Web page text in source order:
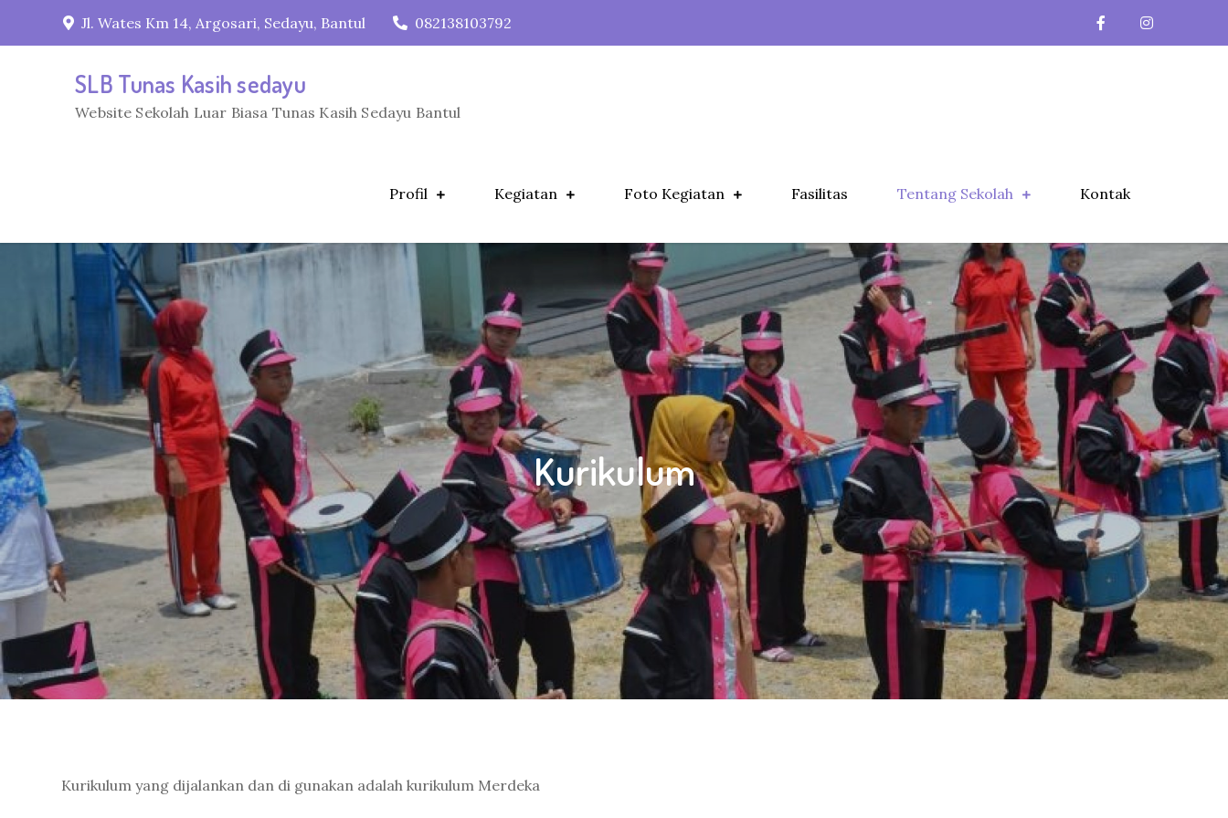
Jl. Wates Km 14, Argosari, Sedayu, Bantul 082138103792
SLB Tunas Kasih sedayu
Website Sekolah Luar Biasa Tunas Kasih Sedayu Bantul
Profil Kegiatan Foto Kegiatan Fasilitas Tentang Sekolah Kontak
Kurikulum
Kurikulum yang dijalankan dan di gunakan adalah kurikulum Merdeka